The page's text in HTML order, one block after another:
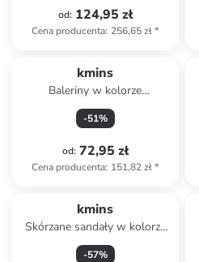
od: 124,95 zł
Cena producenta: 256,65 zł*
kmins
Baleriny w kolorze
granatowym
-51%
od: 72,95 zł
Cena producenta: 151,82 zł*
kmins
Skórzane sandały w kolorze
jasnoróżowym
-57%